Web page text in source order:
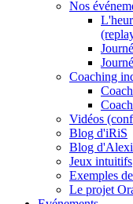
Nos
Coaching
Vidéos
Blog d'iRiS
Blog
Jeux intuitifs
Exemples
Le projet